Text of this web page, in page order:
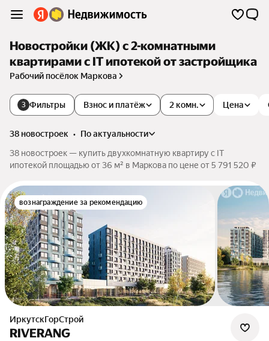
Новостройки (ЖК) с 2-комнатными
квартирами с IT ипотекой от застройщика
Рабочий посёлок Маркова
3 Фильтры Цена
Взнос и платёж 2 комн.
38 новостроек •
по актуальности
38 новостроек — купить двухкомнатную квартиру с IT
ипотекой площадью от 36 м² в Маркова по цене от 5 791 520 ₽
вознаграждение за рекомендацию
ИркутскГорСтрой
RIVERANG